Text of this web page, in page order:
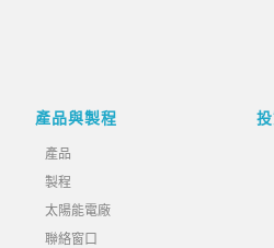
產品與製程
產品
製程
太陽能電廠
聯絡窗口